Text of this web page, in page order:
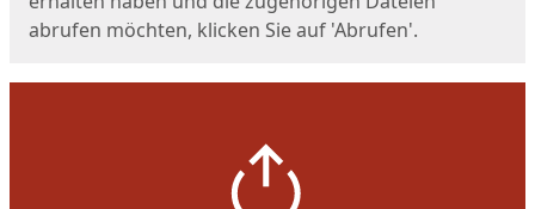
abrufen möchten, klicken Sie auf 'Abrufen'.